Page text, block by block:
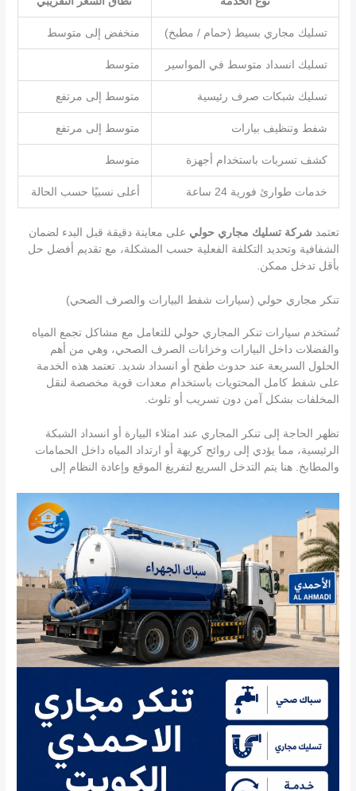
تسليك مجاري بسيط (حمام / مطبخ) منخفض إلى متوسط
تسليك انسداد متوسط في المواسير متوسط
تسليك شبكات صرف رئيسية متوسط إلى مرتفع
شفط وتنظيف بيارات متوسط إلى مرتفع
كشف تسربات باستخدام أجهزة متوسط
خدمات طوارئ فورية 24 ساعة أعلى نسبيًا حسب الحالة
تعتمد شركة تسليك مجاري حولي على معاينة دقيقة قبل البدء لضمان
الشفافية وتحديد التكلفة الفعلية حسب المشكلة، مع تقديم أفضل حل
بأقل تدخل ممكن.
تنكر مجاري حولي (سيارات شفط البيارات والصرف الصحي)
تُستخدم سيارات تنكر المجاري حولي للتعامل مع مشاكل تجمع المياه
والفضلات داخل البيارات وخزانات الصرف الصحي، وهي من أهم
الحلول السريعة عند حدوث طفح أو انسداد شديد. تعتمد هذه الخدمة
على شفط كامل المحتويات باستخدام معدات قوية مخصصة لنقل
المخلفات بشكل آمن دون تسريب أو تلوث.
تظهر الحاجة إلى تنكر المجاري عند امتلاء البيارة أو انسداد الشبكة
الرئيسية، مما يؤدي إلى روائح كريهة أو ارتداد المياه داخل الحمامات
والمطابخ. هنا يتم التدخل السريع لتفريغ الموقع وإعادة النظام إلى